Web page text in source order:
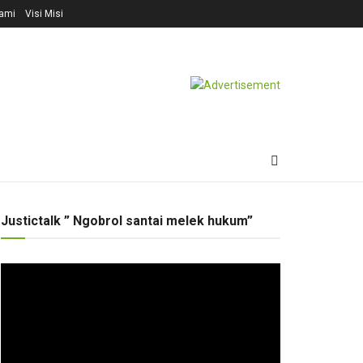
Visi Misi
Justictalk ” Ngobrol santai melek hukum”